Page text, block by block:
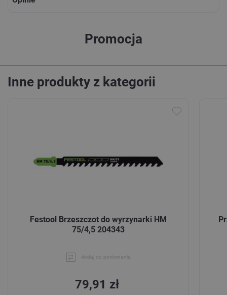
Promocja
Inne produkty z kategorii
Festool Brzeszczot do wyrzynarki HM
75/4,5 204343
dodaj do porównania
79,91 zł